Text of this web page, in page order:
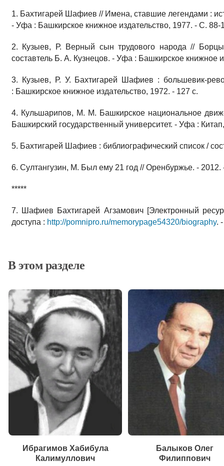
1. Бахтигарей Шафиев // Имена, ставшие легендами :
- Уфа : Башкирское книжное издательство, 1977. - С. 88-
2. Кузыев, Р. Верный сын трудового народа //
составтель Б. А. Кузнецов. - Уфа : Башкирское книжное
3. Кузыев, Р. У. Бахтигарей Шафиев : большевик-
: Башкирское книжное издательство, 1972. - 127 с.
4. Кульшарипов, М. М. Башкирское национальное
Башкирский государственный университет. - Уфа :
5. Бахтигарей Шафиев : библиографический список /
6. Султангузин, М. Был ему 21 год // Оренбуржье. - 2012.
*****
7. Шафиев Бахтигарей Агзамович [Электронный
доступа : http://pomnipro.ru/memorypage54320/biography.
В этом разделе
Ибрагимов Хабибула
Калимуллович
Балыков Олег
Филиппович